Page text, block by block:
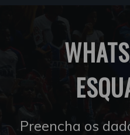
Preencha os